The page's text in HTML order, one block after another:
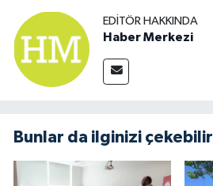
EDITÖR HAKKINDA
Haber Merkezi
Bunlar da ilginizi çekebilir